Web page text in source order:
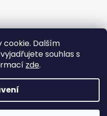
cookie. Dalším
souhlas s
zde.